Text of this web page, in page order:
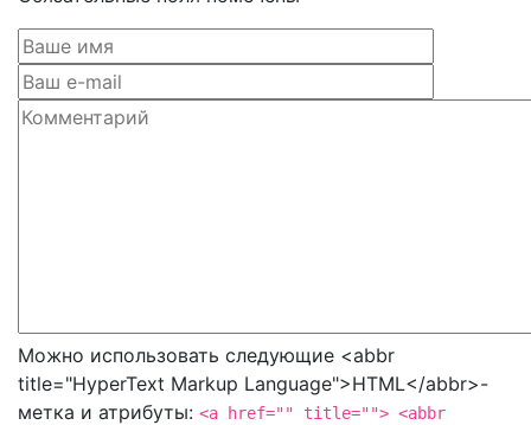
Можно использовать следующие <abbr
title="HyperText Markup Language">HTML</abbr>-
метка и атрибуты: <a href="" title=""> <abbr